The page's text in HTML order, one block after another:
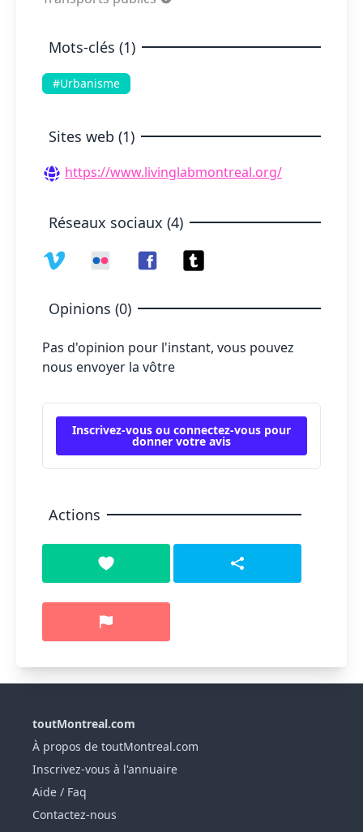
Mots-clés (1)
#Urbanisme
Sites web (1)
https://www.livinglabmontreal.org/
Réseaux sociaux (4)
Opinions (0)
Pas d'opinion pour l'instant, vous pouvez
nous envoyer la vôtre
Inscrivez-vous ou connectez-vous pour
donner votre avis
Actions
toutMontreal.com
À propos de toutMontreal.com
Inscrivez-vous à l'annuaire
Aide / Faq
Contactez-nous